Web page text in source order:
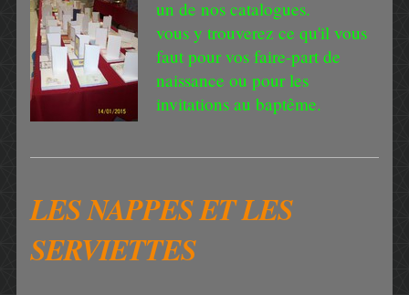
un de nos catalogues.
vous y trouverez ce qu'il vous
faut pour vos faire-part de
naissance ou pour les
invitations au baptême.
LES NAPPES ET LES
SERVIETTES